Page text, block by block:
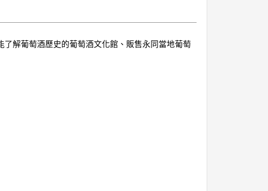
解葡萄酒歷史的葡萄酒文化館、販售永同當地葡萄